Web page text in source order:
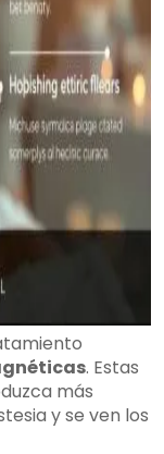
. Estas
más
y se ven los